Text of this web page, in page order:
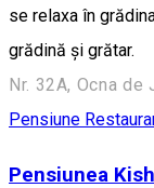
se relaxa în
grădină și grătar.
Nr. 32A, Ocna
Pensiune
Pensiunea